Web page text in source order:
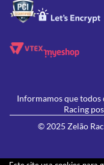
Informamos que todos
Racing
© 2025 Zelão